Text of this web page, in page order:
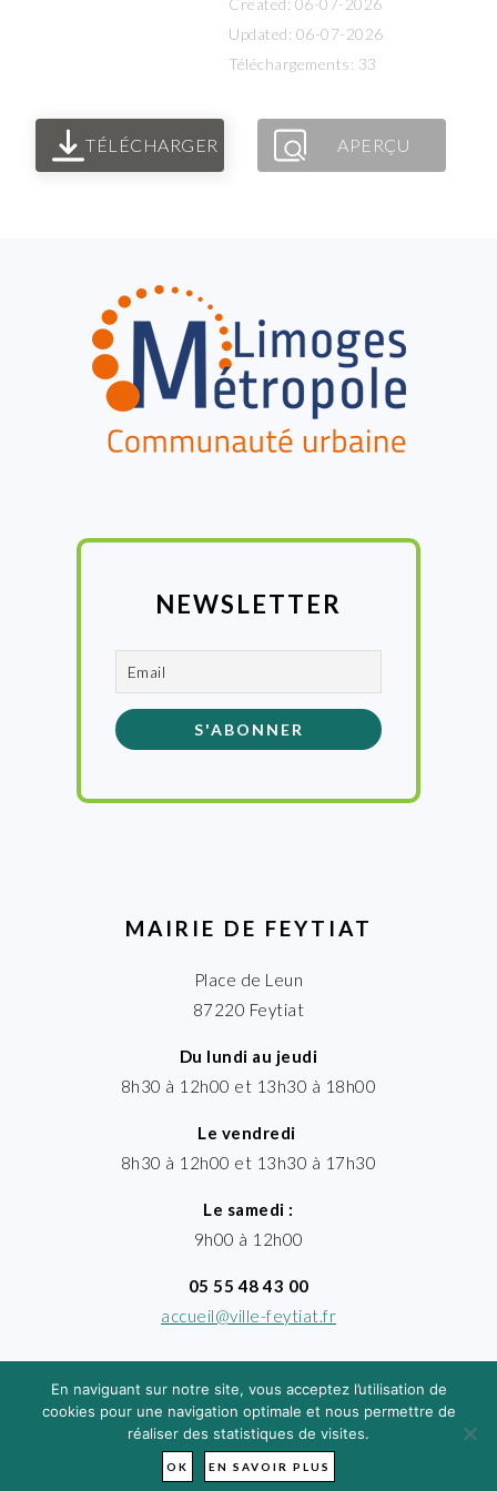
Created: 06-07-2026
Updated: 06-07-2026
Téléchargements: 33
TÉLÉCHARGER APERÇU
NEWSLETTER
MAIRIE DE FEYTIAT
Place de Leun
87220 Feytiat
Du lundi au jeudi
8h30 à 12h00 et 13h30 à 18h00
Le vendredi
8h30 à 12h00 et 13h30 à 17h30
Le samedi :
9h00 à 12h00
05 55 48 43 00
accueil@ville-feytiat.fr
TIMGROUP - © 2026
En naviguant sur notre site, vous acceptez l’utilisation de
cookies pour une navigation optimale et nous permettre de
réaliser des statistiques de visites.
OK EN SAVOIR PLUS